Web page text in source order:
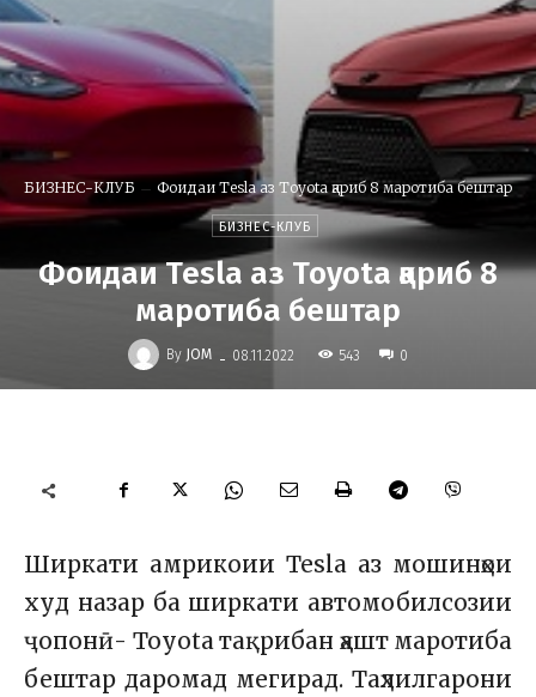
БИЗНЕС-КЛУБ Фоидаи Tesla аз Toyota қариб 8 маротиба бештар
БИЗНЕС-КЛУБ
Фоидаи Tesla аз Toyota қариб 8
маротиба бештар
By JOM - 08.11.2022 543 0
Ширкати амрикоии Tesla аз мошинҳои
худ назар ба ширкати автомобилсозии
ҷопонӣ- Toyota тақрибан ҳашт маротиба
бештар даромад мегирад. Таҳлилгарони